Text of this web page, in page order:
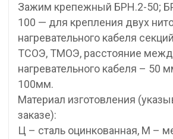
Зажим крепежный БРН.2-50;
100 — для крепления двух
нагревательного кабеля
ТСОЭ, ТМОЭ, расстояние
нагревательного кабеля – 50
100мм.
Материал изготовления
заказе):
Ц – сталь оцинкованная, М –